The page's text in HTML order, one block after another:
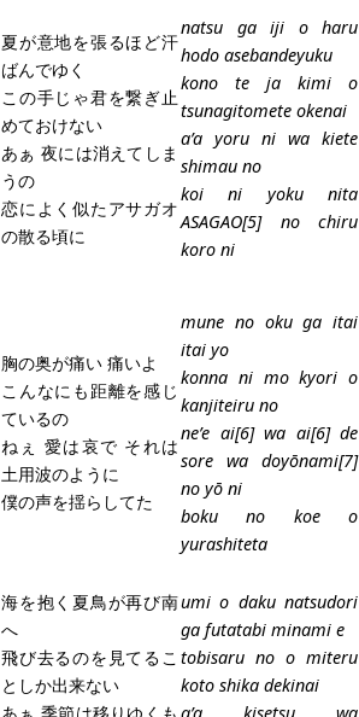
夏が意地を張るほど汗
ばんでゆく
この手じゃ君を繋ぎ止
めておけない
あぁ 夜には消えてしま
うの
恋によく似たアサガオ
の散る頃に
natsu ga iji o haru
hodo asebandeyuku
kono te ja kimi o
tsunagitomete okenai
a’a yoru ni wa kiete
shimau no
koi ni yoku nita
ASAGAO[5] no chiru
koro ni
胸の奥が痛い 痛いよ
こんなにも距離を感じ
ているの
ねぇ 愛は哀で それは
土用波のように
僕の声を揺らしてた
mune no oku ga itai
itai yo
konna ni mo kyori o
kanjiteiru no
ne’e ai[6] wa ai[6] de
sore wa doyōnami[7]
no yō ni
boku no koe o
yurashiteta
海を抱く夏鳥が再び南
へ
飛び去るのを見てるこ
としか出来ない
umi o daku natsudori
ga futatabi minami e
tobisaru no o miteru
koto shika dekinai